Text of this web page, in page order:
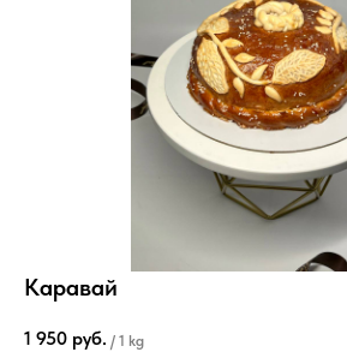
Каравай
1 950 руб. / 1 kg